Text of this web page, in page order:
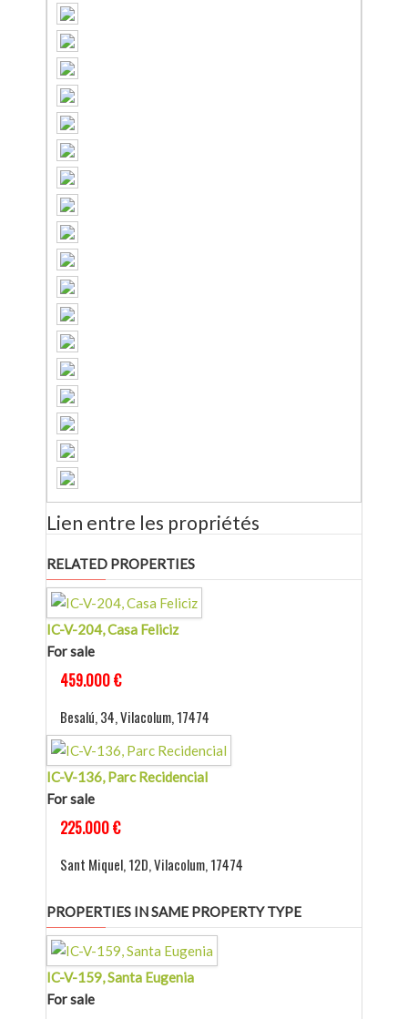
Lien entre les propriétés
RELATED PROPERTIES
IC-V-204, Casa Feliciz
For sale
459.000 €
Besalú, 34, Vilacolum, 17474
IC-V-136, Parc Recidencial
For sale
225.000 €
Sant Miquel, 12D, Vilacolum, 17474
PROPERTIES IN SAME PROPERTY TYPE
IC-V-159, Santa Eugenia
For sale